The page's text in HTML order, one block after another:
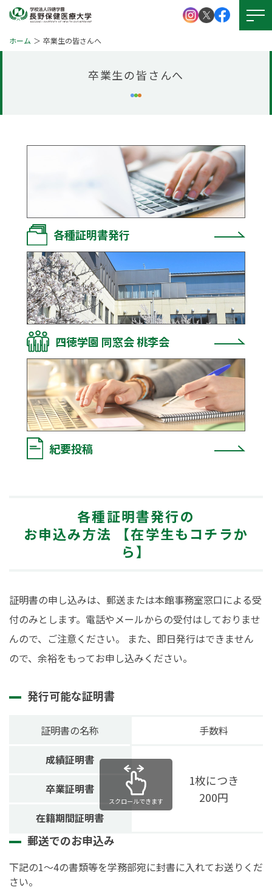
図書館
大学院について
キャンパスライフ
図書館
学生支援
受験生サイト
本学の
学びの特徴
在学生の皆さんへ 卒業生の皆さんへ
保護者の皆さまへ 病院・施設の方へ
附属施設・関連施設 個人情報保護方針
ホーム 卒業生の皆さんへ
卒業生の皆さんへ
各種証明書発行
四徳学園 同窓会 桃李会
紀要投稿
各種証明書発行の
お申込み方法
【在学生もコチラか
ら】
証明書の申し込みは、郵送または本館事務室窓口による受
付のみとします。電話やメールからの受付はしておりませ
んので、ご注意ください。 また、即日発行はできません
ので、余裕をもってお申し込みください。
発行可能な証明書
証明書の名称
手数料
成績証明書
1枚につき
200円
卒業証明書
在籍期間証明書
スクロールできます
郵送でのお申込み
下記の1～4の書類等を学務部宛に封書に入れてお送りくだ
さい。